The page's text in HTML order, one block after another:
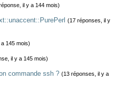
il y a 144 mois)
(17 réponses, il y
145 mois)
il y a 145 mois)
commande ssh ? (13 réponses, il y a